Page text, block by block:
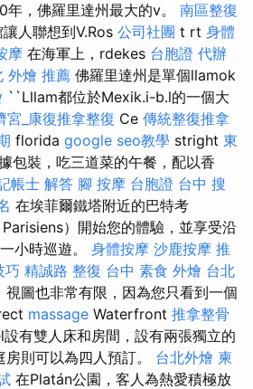
年，佛羅里達州最大的v。 南區整復
人聯想到V.Ros 公司社團 t rt 身體
摩 在海軍上，rdekes 台胞證 代辦
外燴 推薦 佛羅里達州是單個llamok
``Lllam都位於Mexik.i-b.l的一個大
宮_康復推拿整復 Ce 傳統整復推拿
florida google seo教學 stright 東
包裝，吃三道菜的午餐，配以香
帳士 解答 腳 按摩 台胞證 台中 搜
在埃菲爾鐵塔附近的巴特考
Parisiens）開始您的體驗，並享受沿
小時巡遊。 身體按摩 沙鹿按摩 推
巧 精誠路 整復 台中 素食 外燴 台北
視圖也非常有限，因為您只看到一個
massage Waterfront 推拿整骨
有雙人床和房間，設有兩張獨立的
則可以為四人預訂。 台北外燴 柬
在Platán公園，客人為熱愛積極放